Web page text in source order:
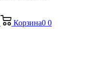
Корзина0 0